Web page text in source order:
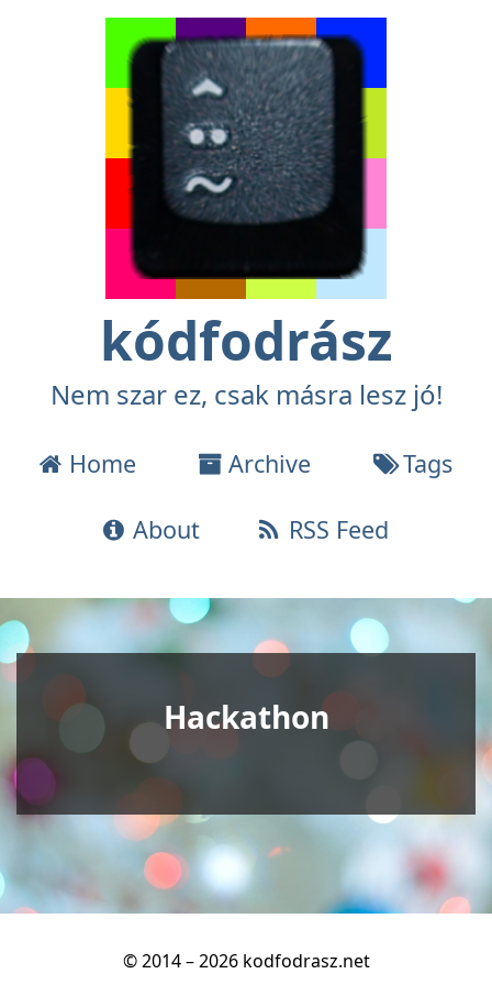
kódfodrász
Nem szar ez, csak másra lesz jó!
Home Archive Tags
About RSS Feed
Hackathon
© 2014 – 2026 kodfodrasz.net